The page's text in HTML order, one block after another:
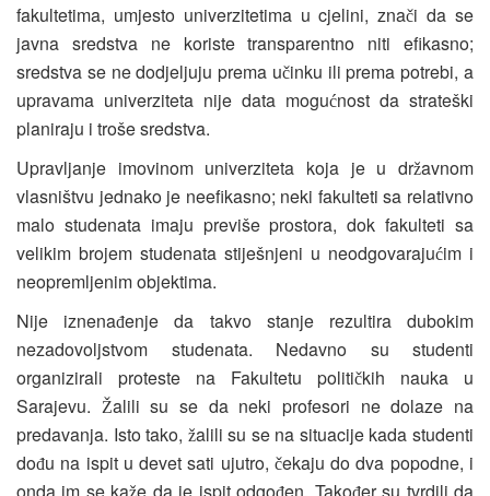
fakultetima, umjesto univerzitetima u cjelini, znači da se
javna sredstva ne koriste transparentno niti efikasno;
sredstva se ne dodjeljuju prema učinku ili prema potrebi, a
upravama univerziteta nije data mogućnost da strateški
planiraju i troše sredstva.
Upravljanje imovinom univerziteta koja je u državnom
vlasništvu jednako je neefikasno; neki fakulteti sa relativno
malo studenata imaju previše prostora, dok fakulteti sa
velikim brojem studenata stiješnjeni u neodgovarajućim i
neopremljenim objektima.
Nije iznenađenje da takvo stanje rezultira dubokim
nezadovoljstvom studenata. Nedavno su studenti
organizirali proteste na Fakultetu političkih nauka u
Sarajevu.
Žalili su se da neki profesori ne dolaze na
predavanja. Isto tako, žalili su se na situacije kada studenti
dođu na ispit u devet sati ujutro, čekaju do dva popodne, i
onda im se kaže da je ispit odgođen. Također su tvrdili da